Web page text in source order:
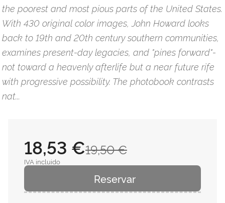
the poorest and most pious parts of the United States.
With 430 original color images, John Howard looks
back to 19th and 20th century southern communities,
examines present-day legacies, and "pines forward"-
not toward a heavenly afterlife but a near future rife
with progressive possibility. The photobook contrasts
nat...
19,50 €
18,53 €
IVA incluido
Reservar